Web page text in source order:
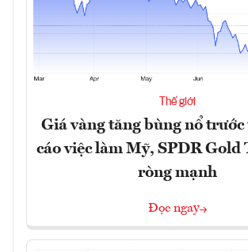
Thế giới
Giá vàng tăng bùng nổ trước
cáo việc làm Mỹ, SPDR Gold
ròng mạnh
Đọc ngay